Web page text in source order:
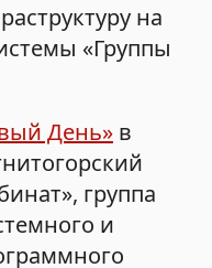
на
«Группы
День» в
группа
и